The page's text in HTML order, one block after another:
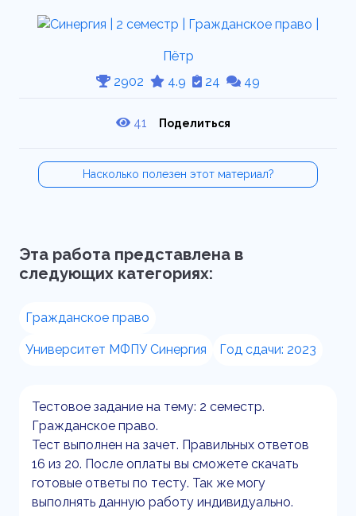
Пётр
2902
4.9 24 49
41 Поделиться
Насколько полезен этот материал?
Эта работа представлена в
следующих категориях:
Гражданское право
Университет МФПУ Синергия Год сдачи: 2023
Тестовое задание на тему: 2 семестр.
Гражданское право.
Тест выполнен на зачет. Правильных ответов
16 из 20. После оплаты вы сможете скачать
готовые ответы по тесту. Так же могу
выполнять данную работу индивидуально.